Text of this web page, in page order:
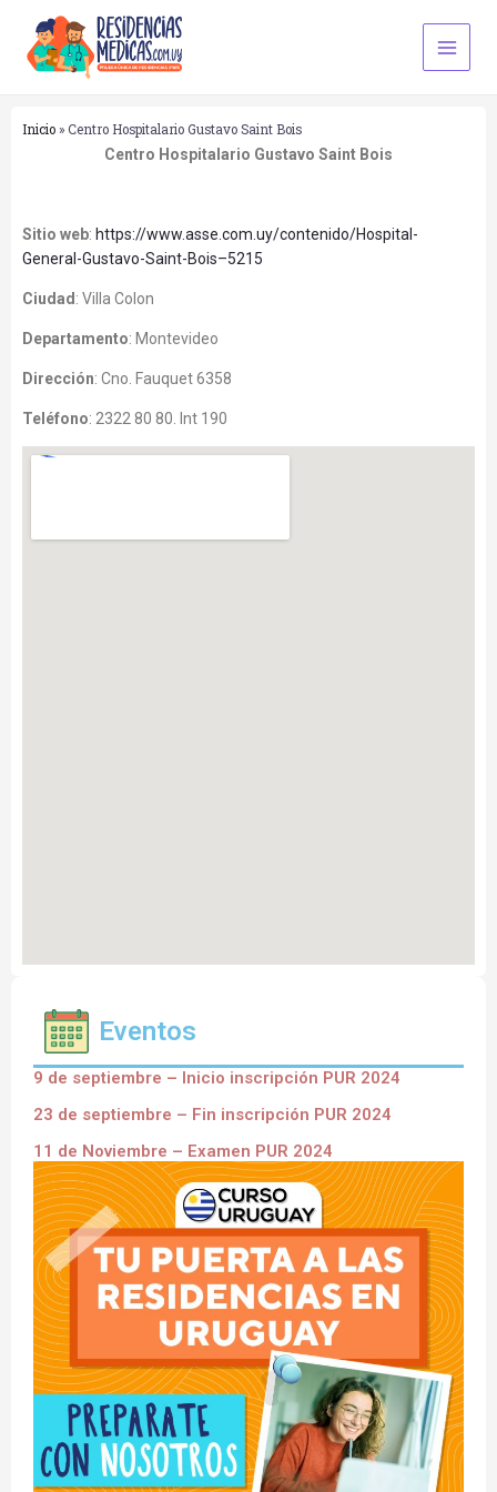
contenido
Main
Menu
Inicio » Centro Hospitalario Gustavo Saint Bois
Centro Hospitalario Gustavo Saint Bois
Sitio web: https://www.asse.com.uy/contenido/Hospital-
General-Gustavo-Saint-Bois–5215
Ciudad : Villa Colon
Departamento: Montevideo
Dirección: Cno. Fauquet 6358
Teléfono: 2322 80 80. Int 190
Eventos
9 de septiembre – Inicio inscripción PUR 2024
23 de septiembre – Fin inscripción PUR 2024
11 de Noviembre – Examen PUR 2024